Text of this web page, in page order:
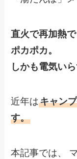
直火で再加熱
ポカポカ。
しかも電気いら
近年はキャン
す。
本記事では、